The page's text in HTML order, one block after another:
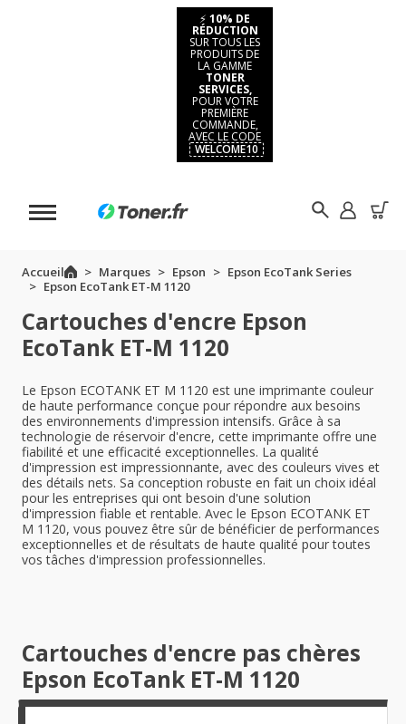
⚡ 10% DE
RÉDUCTION
SUR TOUS LES
PRODUITS DE
LA GAMME
TONER
SERVICES,
POUR VOTRE
PREMIÈRE
COMMANDE,
AVEC LE CODE
WELCOME10
Accueil Marques Epson
Epson EcoTank Series
Epson EcoTank ET-M 1120
Cartouches d'encre Epson
EcoTank ET-M 1120
Le Epson ECOTANK ET M 1120 est une imprimante couleur
de haute performance conçue pour répondre aux besoins
des environnements d'impression intensifs. Grâce à sa
technologie de réservoir d'encre, cette imprimante offre une
fiabilité et une efficacité exceptionnelles. La qualité
d'impression est impressionnante, avec des couleurs vives et
des détails nets. Sa conception robuste en fait un choix idéal
pour les entreprises qui ont besoin d'une solution
d'impression fiable et rentable. Avec le Epson ECOTANK ET
M 1120, vous pouvez être sûr de bénéficier de performances
exceptionnelles et de résultats de haute qualité pour toutes
vos tâches d'impression professionnelles.
Cartouches d'encre pas chères
Epson EcoTank ET-M 1120